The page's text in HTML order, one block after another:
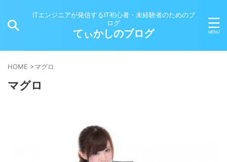
ITエンジニアが発信するIT初心者・未経験者のためのブ
ログ
てぃかしのブログ
HOME >マグロ
マグロ